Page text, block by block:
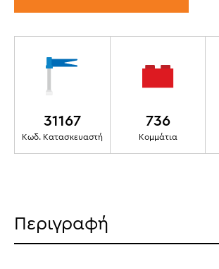
31167
Κωδ. Κατασκευαστή
736
Κομμάτια
Περιγραφή